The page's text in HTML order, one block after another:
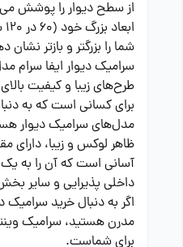
از سطح دیوار را پوشش
شما را بزرگتر و بازتر نشان
سرامیک دیوار ایفا سرام
طرح‌های زیبا و کیفیت
برای کسانی است که به
مدل‌های سرامیک دیوار
ظاهر لوکس و زیبا، دارای
آسانی است که آن را به یک
داخلی پذیرایی و سایر
اگر به دنبال خرید سرامیک
مدرن هستید، سرامیک
برای شماست.